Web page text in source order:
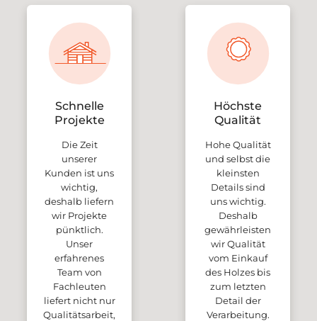
Schnelle
Projekte
Die Zeit
unserer
Kunden ist uns
wichtig,
deshalb liefern
wir Projekte
pünktlich.
Unser
erfahrenes
Team von
Fachleuten
liefert nicht nur
Qualitätsarbeit,
Höchste
Qualität
Hohe Qualität
und selbst die
kleinsten
Details sind
uns wichtig.
Deshalb
gewährleisten
wir Qualität
vom Einkauf
des Holzes bis
zum letzten
Detail der
Verarbeitung.